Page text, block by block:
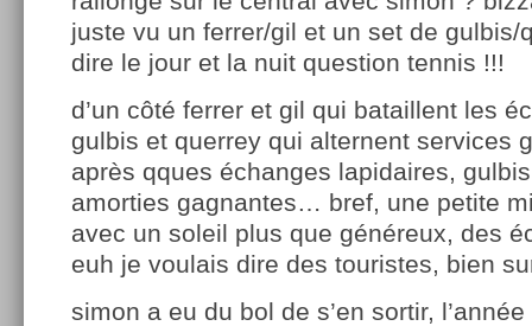
juste vu un ferrer/gil et un set de
dire le jour et la nuit question tennis !!!
d’un côté ferrer et gil qui bataillent les
gulbis et querrey qui alternent services
après qques échanges lapidaires,
amorties gagnantes… bref, une petite
avec un soleil plus que généreux, des
euh je voulais dire des touristes, bien
simon a eu du bol de s’en sortir,